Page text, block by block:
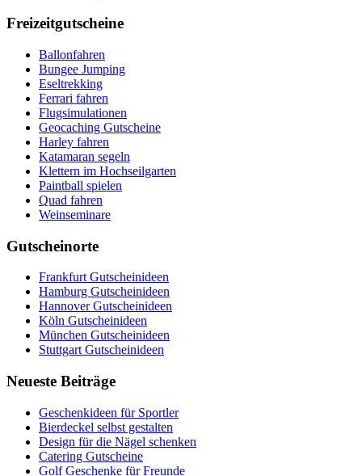
Freizeitgutscheine
Ballonfahren
Bungee Jumping
Eseltrekking
Ferrari fahren
Flugsimulationen
Geocaching Gutscheine
Harley fahren
Katamaran segeln
Klettern im Hochseilgarten
Paintball spielen
Quad fahren
Weinseminare
Gutscheinorte
Frankfurt Gutscheinideen
Hamburg Gutscheinideen
Hannover Gutscheinideen
Köln Gutscheinideen
München Gutscheinideen
Stuttgart Gutscheinideen
Neueste Beiträge
Geschenkideen für Sportler
Bierdeckel selbst gestalten
Design für die Nägel schenken
Catering Gutscheine
Golf Geschenke für Freunde